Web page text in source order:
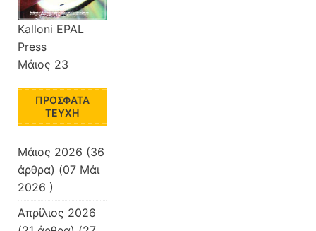
Kalloni EPAL
Press
Μάιος 23
ΠΡΌΣΦΑΤΑ
ΤΕΎΧΗ
Μάιος 2026 (36
άρθρα) (07 Μάι
2026 )
Απρίλιος 2026